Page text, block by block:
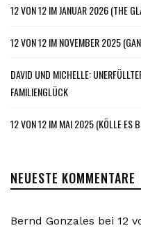
12 VON 12 IM JANUAR 2026 (THE
12 VON 12 IM NOVEMBER 2025
DAVID UND MICHELLE:
FAMILIENGLÜCK
12 VON 12 IM MAI 2025 (KÖLLE ES
NEUESTE KOMMENTARE
Bernd Gonzales bei 12